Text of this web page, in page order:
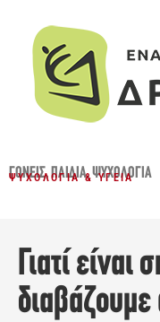
ΓΟΝΕΊΣ,ΠΑΙΔΙΆ,ΨΥΧΟΛΟΓΊΑ
ΨΥΧΟΛΟΓΊΑ & ΥΓΕΊΑ
Γιατί είναι